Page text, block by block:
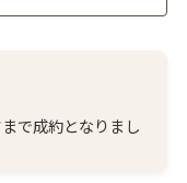
で成約となりまし